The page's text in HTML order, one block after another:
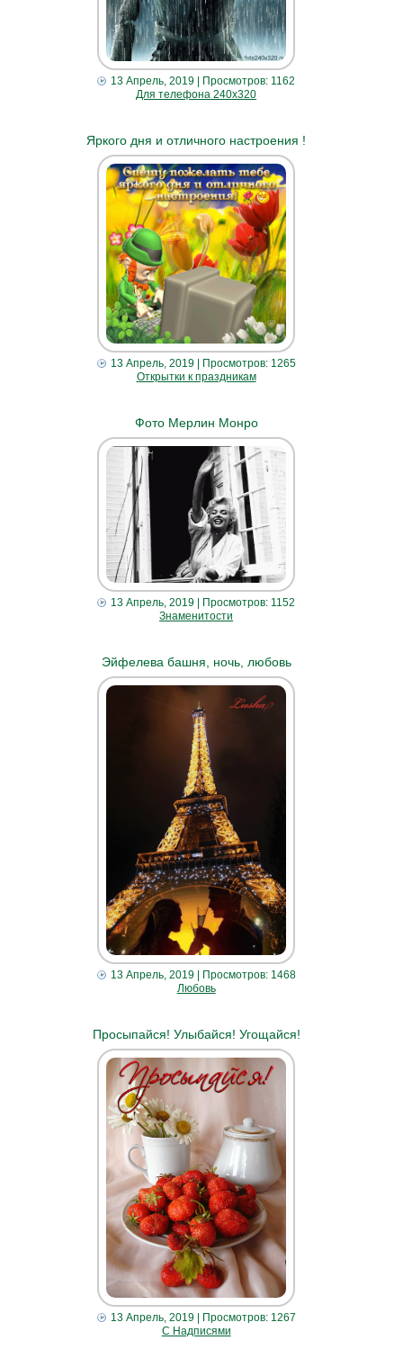
13 Апрель, 2019 | Просмотров: 1162
Для телефона 240х320
Яркого дня и отличного настроения !
13 Апрель, 2019| Просмотров: 1265
Открытки к праздникам
Фото Мерлин Монро
13 Апрель, 2019 | Просмотров: 1152
Знаменитости
Эйфелева башня, ночь, любовь
13 Апрель, 2019| Просмотров: 1468
Любовь
Просыпайся! Улыбайся! Угощайся!
13 Апрель, 2019| Просмотров: 1267
С Надписями